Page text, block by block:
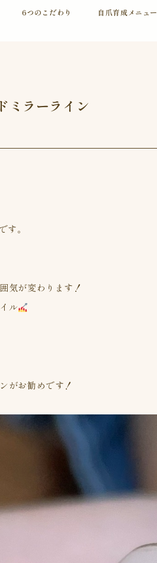
6つのこだわり 自爪育成メニュー
ミラーライン
。
気が変わります！
ル
がお勧めです！